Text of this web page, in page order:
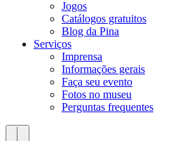
Jogos
Catálogos gratuitos
Blog da Pina
Serviços
Imprensa
Informações gerais
Faça seu evento
Fotos no museu
Perguntas frequentes